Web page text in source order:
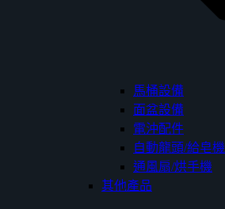
馬桶設備
面盆設備
電沖配件
自動龍頭/給皂機
通風扇/烘手機
其他產品